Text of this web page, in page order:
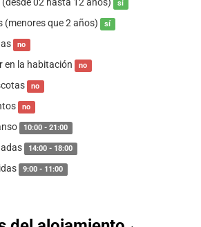
sí
(menores que 2 años) sí
no
en la habitación no
no
no
10:00 - 21:00
14:00 - 18:00
9:00 - 11:00